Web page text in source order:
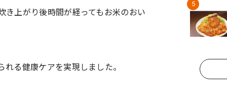
上がり後時間が経ってもお米のおい
る健康ケアを実現しました。